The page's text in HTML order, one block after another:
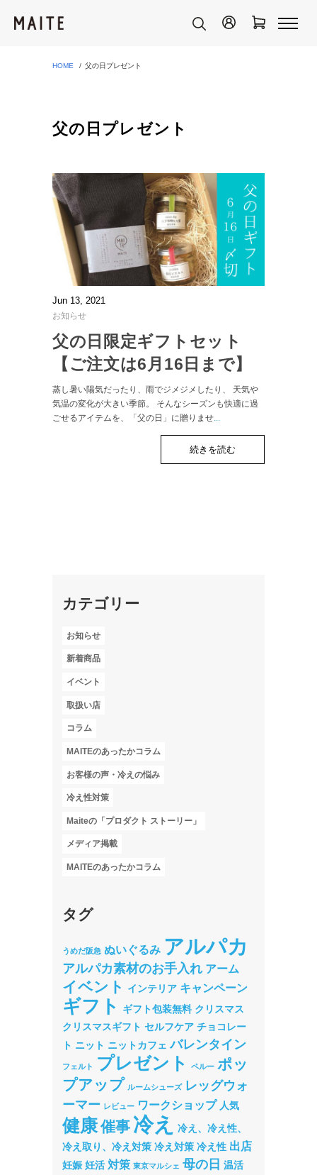
HOME 父の日プレゼント
父の日プレゼント
Jun 13, 2021
お知らせ
父の日限定ギフトセット
【ご注文は6月16日まで】
蒸し暑い陽気だったり、雨でジメジメしたり、 天気や
気温の変化が大きい季節。 そんなシーズンも快適に過
ごせるアイテムを、「父の日」に贈りませ...
続きを読む
カテゴリー
お知らせ
新着商品
イベント
取扱い店
コラム
MAITEのあったかコラム
お客様の声・冷えの悩み
冷え性対策
Maiteの「プロダクト ストーリー」
メディア掲載
MAITEのあったかコラム
タグ
うめだ阪急 ぬいぐるみ アルパカ
アルパカ素材のお手入れ アーム
イベント インテリア キャンペーン
ギフト ギフト包装無料 クリスマス
クリスマスギフト セルフケア チョコレー
ト ニット ニットカフェ バレンタイン
フェルト プレゼント ペルー ポッ
プアップ ルームシューズ レッグウォ
ーマー レビュー ワークショップ 人気
健康催事 冷え
冷え、冷え性、
冷え取り、冷え対策 冷え対策 冷え性 出店
妊娠 妊活 対策 東京マルシェ 母の日 温活